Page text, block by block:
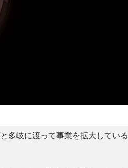
多岐に渡って事業を拡大している